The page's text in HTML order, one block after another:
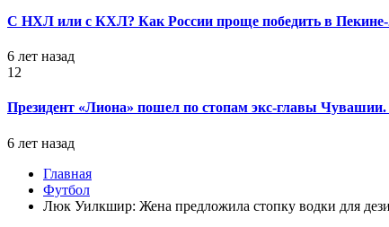
С НХЛ или с КХЛ? Как России проще победить в Пекине-
6 лет назад
12
Президент «Лиона» пошел по стопам экс-главы
6 лет назад
Главная
Футбол
Люк Уилкшир: Жена предложила стопку водки для